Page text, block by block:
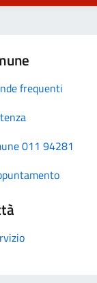
frequenti
011 94281